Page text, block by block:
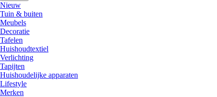
Nieuw
Tuin & buiten
Meubels
Decoratie
Tafelen
Huishoudtextiel
Verlichting
Tapijten
Huishoudelijke apparaten
Lifestyle
Merken